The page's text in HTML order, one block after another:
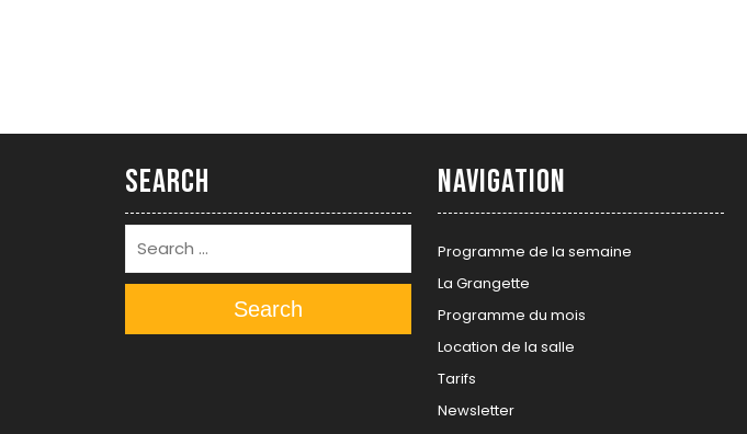
Search
Search
Navigation
Programme de la semaine
La Grangette
Programme du mois
Location de la salle
Tarifs
Newsletter